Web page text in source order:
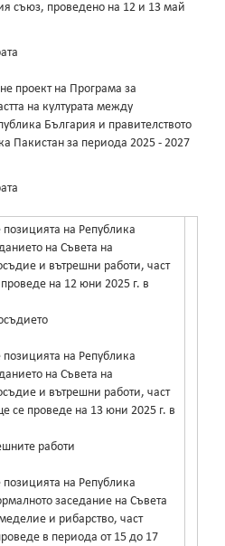
съюз, проведено на 12 и 13 май
проект на Програма за
на културата между
България и правителството
Пакистан за периода 2025 - 2027
на Република
на Съвета на
и вътрешни работи, част
на 12 юни 2025 г. в
на Република
на Съвета на
и вътрешни работи, част
се проведе на 13 юни 2025 г. в
работи
на Република
заседание на Съвета
и рибарство, част
в периода от 15 до 17